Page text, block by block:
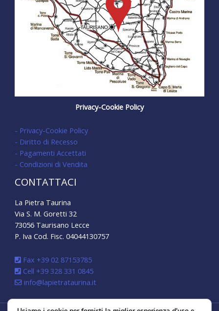
Privacy-Cookie Policy
- Privacy-Cookie Policy
- Diritto di Recesso
- Pagamenti Accettati
- Condizioni di Vendita
CONTATTACI
La Pietra Taurina
Via S. M. Goretti 32
73056 Taurisano Lecce
P. Iva Cod. Fisc. 04044130757
Fax +39 02 87153785
Cell +39 328 331 0845
info@lapietrataurina.it